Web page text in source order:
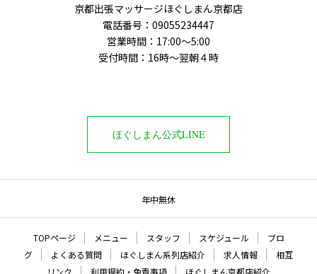
京都出張マッサージほぐしまん京都店
電話番号：‭09055234447
営業時間：17:00～5:00
受付時間：16時〜翌朝４時
ほぐしまん公式LINE
年中無休
TOPページ メニュー スタッフ スケジュール
ブロ
グ
よくある質問 ほぐしまん系列店紹介 求人情報
相互
リンク
利用規約・免責事項 ほぐしまん京都店紹介